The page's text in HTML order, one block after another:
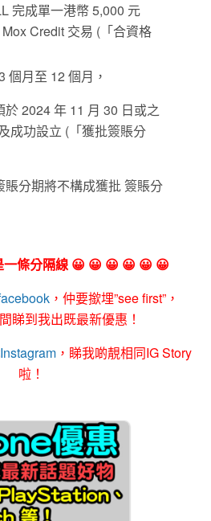
完成單一港幣 5,000 元
Credit 交易 (「合資格
個月至 12 個月，
2024 年 11 月 30 日或之
成功設立 (「獲批簽賬分
分期將不構成獲批 簽賬分
條分隔線 😀 😀 😀 😀 😀 😀
，仲要撳埋”see first”，
睇到我出既最新優惠！
Instagram ，睇我啲靚相同IG Story
啦！